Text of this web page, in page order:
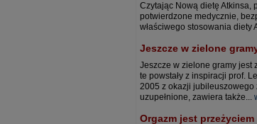
Czytając Nową dietę Atkinsa,
potwierdzone medycznie,
właściwego stosowania diety
Jeszcze w zielone
Jeszcze w zielone gramy jest
te powstały z inspiracji prof.
2005 z okazji
uzupełnione, zawiera także...
Orgazm jest